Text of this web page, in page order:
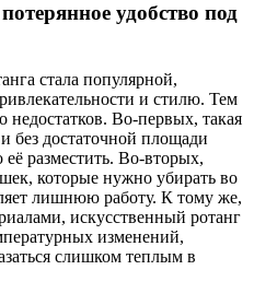
удобство под
стала популярной,
и стилю. Тем
недостатков. Во-первых, такая
без достаточной площади
её разместить. Во-вторых,
которые нужно убирать во
лишнюю работу. К тому же,
искусственный ротанг
изменений,
слишком теплым в